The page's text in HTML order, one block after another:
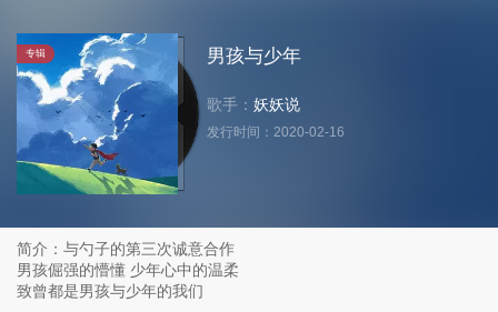
专辑 男孩与少年
歌手： 妖妖说
发行时间： 2020-02-16
简介：与勺子的第三次诚意合作
男孩倔强的懵懂 少年心中的温柔
致曾都是男孩与少年的我们